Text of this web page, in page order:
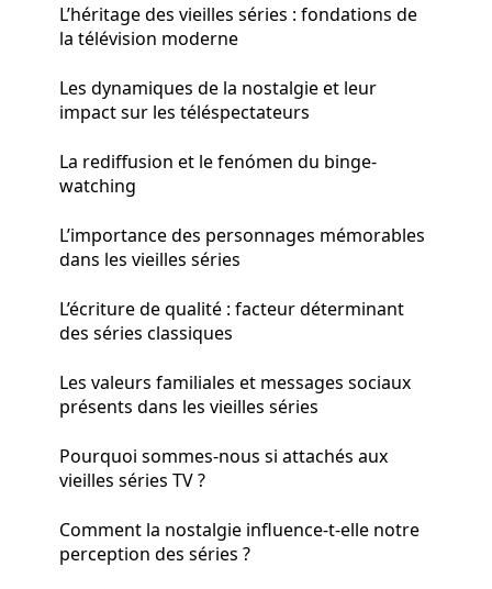
L’héritage des vieilles séries : fondations de
la télévision moderne
Les dynamiques de la nostalgie et leur
impact sur les téléspectateurs
La rediffusion et le fenómen du binge-
watching
L’importance des personnages mémorables
dans les vieilles séries
L’écriture de qualité : facteur déterminant
des séries classiques
Les valeurs familiales et messages sociaux
présents dans les vieilles séries
Pourquoi sommes-nous si attachés aux
vieilles séries TV ?
Comment la nostalgie influence-t-elle notre
perception des séries ?